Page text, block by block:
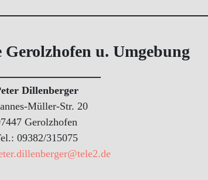
u. Umgebung
Dillenberger
Müller-Str. 20
Gerolzhofen
09382/315075